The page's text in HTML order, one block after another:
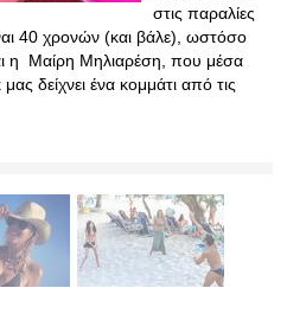
στις παραλίες
40 χρονών (και βάλε), ωστόσο
η Μαίρη Μηλιαρέση, που μέσα
δείχνει ένα κομμάτι από τις